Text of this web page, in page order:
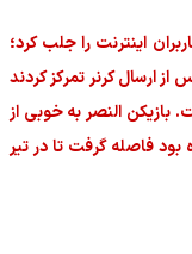
اینترنت را جلب کرد؛
ارسال کرنر تمرکز کردند
بازیکن النصر به خوبی از
فاصله گرفت تا در تیر